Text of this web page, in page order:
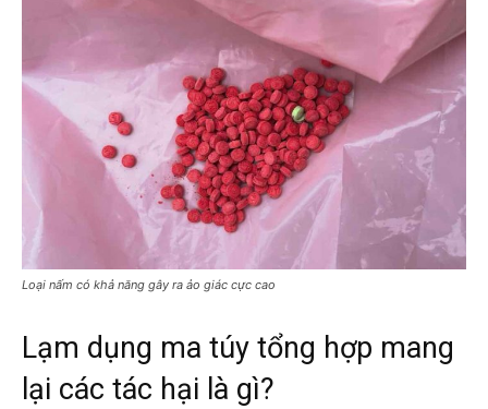
Loại nấm có khả năng gây ra ảo giác cực cao
Lạm dụng ma túy tổng hợp mang
lại các tác hại là gì?